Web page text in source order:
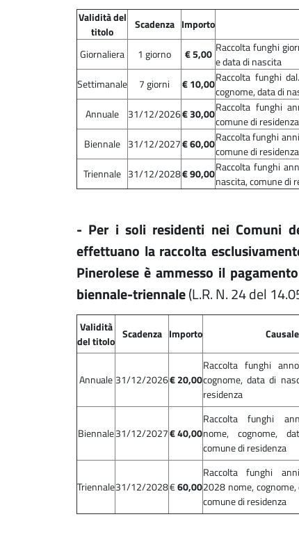
Validità del
titolo
Scadenza Importo
Giornaliera
1 giorno € 5,00 Raccolta funghi
e data di nascita
Settimanale
7 giorni € 10,00Raccolta funghi
cognome, data di
Annuale
31/12/2026€ 30,00Raccolta funghi
comune di residenza
Biennale 31/12/2027€ 60,00Raccolta funghi
comune di residenza
Triennale 31/12/2028€ 90,00Raccolta funghi
nascita, comune di
- Per i soli residenti nei Comuni
effettuano la raccolta
Pinerolese è ammesso il
biennale-triennale(L.R. N. 24 del
Validità
del titolo
Scadenza Importo Causale
Annuale 31/12/2026€ 20,00
Raccolta funghi
cognome, data di
residenza
Biennale31/12/2027€ 40,00
Raccolta funghi
nome, cognome,
comune di residenza
Triennale31/12/2028€60,00
Raccolta funghi
2028 nome,
comune di residenza